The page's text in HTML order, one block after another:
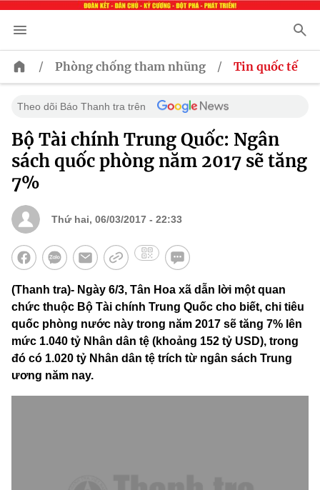
/ Phòng chống tham nhũng / Tin quốc tế
Theo dõi Báo Thanh tra trên
Bộ Tài chính Trung Quốc: Ngân
sách quốc phòng năm 2017 sẽ tăng
7%
Thứ hai, 06/03/2017 - 22:33
(Thanh tra)- Ngày 6/3, Tân Hoa xã dẫn lời một quan
chức thuộc Bộ Tài chính Trung Quốc cho biết, chi tiêu
quốc phòng nước này trong năm 2017 sẽ tăng 7% lên
mức 1.040 tỷ Nhân dân tệ (khoảng 152 tỷ USD), trong
đó có 1.020 tỷ Nhân dân tệ trích từ ngân sách Trung
ương năm nay.